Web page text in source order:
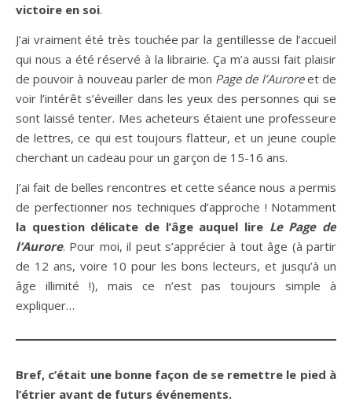
victoire en soi.
J’ai vraiment été très touchée par la gentillesse de l’accueil
qui nous a été réservé à la librairie. Ça m’a aussi fait plaisir
de pouvoir à nouveau parler de mon Page de l’Auroreet de
voir l’intérêt s’éveiller dans les yeux des personnes qui se
sont laissé tenter. Mes acheteurs étaient une professeure
de lettres, ce qui est toujours flatteur, et un jeune couple
cherchant un cadeau pour un garçon de 15-16 ans.
J’ai fait de belles rencontres et cette séance nous a permis
de perfectionner nos techniques d’approche ! Notamment
la question délicate de l’âge auquel lire Le Page de
l’Aurore. Pour moi, il peut s’apprécier à tout âge (à partir
de 12 ans, voire 10 pour les bons lecteurs, et jusqu’à un
âge illimité !), mais ce n’est pas toujours simple à
expliquer…
Bref, c’était une bonne façon de se remettre le pied à
l’étrier avant de futurs événements.